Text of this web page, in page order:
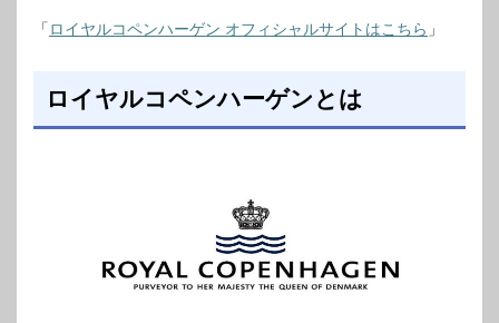
「 ロイヤルコペンハーゲン オフィシャルサイトはこちら 」
ロイヤルコペンハーゲンとは